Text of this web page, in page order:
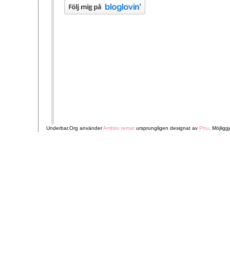
Underbar.Org använderAmbiru temat ursprungligen designat av Phu.